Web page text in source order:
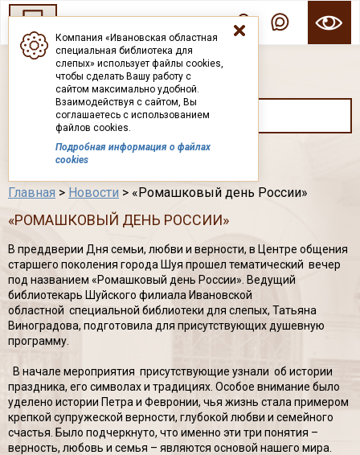
Компания «Ивановская областная
специальная библиотека для
слепых» использует файлы cookies,
чтобы сделать Вашу работу с
сайтом максимально удобной.
Взаимодействуя с сайтом, Вы
соглашаетесь с использованием
файлов cookies.
Подробная информация о файлах
cookies
ГОСУДАРСТВЕННОЕ БЮДЖЕТНОЕ УЧРЕЖДЕНИЕ ИВАНОВСКОЙ ОБЛАСТИ
ИВАНОВСКАЯ ОБЛАСТНАЯ СПЕЦИАЛЬНАЯ
БИБЛИОТЕКА ДЛЯ СЛЕПЫХ
Каталог
Главная > Новости > «Ромашковый день России»
«РОМАШКОВЫЙ ДЕНЬ РОССИИ»
В преддверии Дня семьи, любви и верности, в Центре общения
старшего поколения города Шуя прошел тематический вечер
под названием «Ромашковый день России». Ведущий
библиотекарь Шуйского филиала Ивановской
областной специальной библиотеки для слепых, Татьяна
Виноградова, подготовила для присутствующих душевную
программу.
В начале мероприятия присутствующие узнали об истории
праздника, его символах и традициях. Особое внимание было
уделено истории Петра и Февронии, чья жизнь стала примером
крепкой супружеской верности, глубокой любви и семейного
счастья. Было подчеркнуто, что именно эти три понятия –
верность, любовь и семья – являются основой нашего мира.